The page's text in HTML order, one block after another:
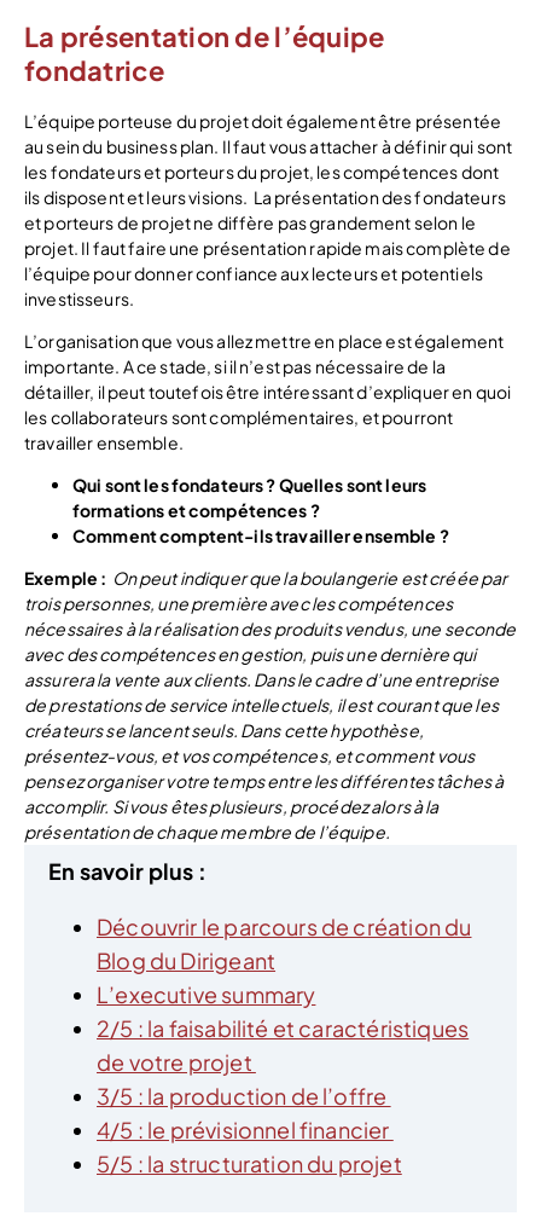
La présentation de l’équipe
fondatrice
L’équipe porteuse du projet doit également être présentée
au sein du business plan. Il faut vous attacher à définir qui sont
les fondateurs et porteurs du projet, les compétences dont
ils disposent et leurs visions. La présentation des fondateurs
et porteurs de projet ne diffère pas grandement selon le
projet. Il faut faire une présentation rapide mais complète de
l’équipe pour donner confiance aux lecteurs et potentiels
investisseurs.
L’organisation que vous allez mettre en place est également
importante. A ce stade, si il n’est pas nécessaire de la
détailler, il peut toutefois être intéressant d’expliquer en quoi
les collaborateurs sont complémentaires, et pourront
travailler ensemble.
Qui sont les fondateurs ? Quelles sont leurs
formations et compétences ?
Comment comptent-ils travailler ensemble ?
Exemple : On peut indiquer que la boulangerie est créée par
trois personnes, une première avec les compétences
nécessaires à la réalisation des produits vendus, une seconde
avec des compétences en gestion, puis une dernière qui
assurera la vente aux clients. Dans le cadre d’une entreprise
de prestations de service intellectuels, il est courant que les
créateurs se lancent seuls. Dans cette hypothèse,
présentez-vous, et vos compétences, et comment vous
pensez organiser votre temps entre les différentes tâches à
accomplir. Si vous êtes plusieurs, procédez alors à la
présentation de chaque membre de l’équipe.
En savoir plus :
Découvrir le parcours de création du
Blog du Dirigeant
L’executive summary
2/5 : la faisabilité et caractéristiques
de votre projet
3/5 : la production de l’offre
4/5 : le prévisionnel financier
5/5 : la structuration du projet